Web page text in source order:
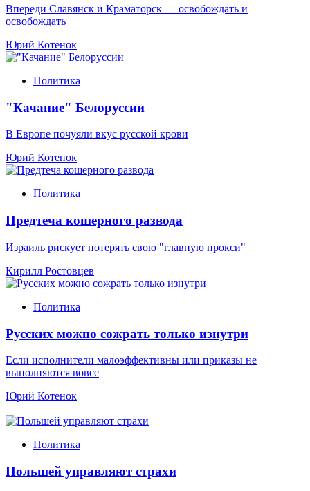
Впереди Славянск и Краматорск — освобождать и
освобождать
Юрий Котенок
Политика
"Качание" Белоруссии
В Европе почуяли вкус русской крови
Юрий Котенок
Политика
Предтеча кошерного развода
Израиль рискует потерять свою "главную прокси"
Кирилл Ростовцев
Политика
Русских можно сожрать только изнутри
Если исполнители малоэффективны или приказы не
выполняются вовсе
Юрий Котенок
Политика
Польшей управляют страхи